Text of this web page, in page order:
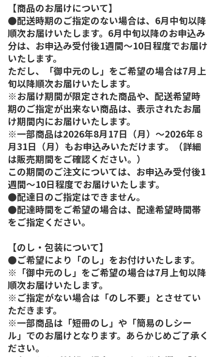
【商品のお届けについて】
●配送時期のご指定のない場合は、6月中旬以降
順次お届けいたします。6月中旬以降のお申込み
分は、お申込み受付後1週間～10日程度でお届け
いたします。
ただし、「御中元のし」をご希望の場合は7月上
旬以降順次お届けいたします。
※お届け期間が限定された商品や、配送希望時
期のご指定が出来ない商品は、表示されたお届
け期間内にお届けいたします。
※一部商品は2026年8月17日（月）～2026年８
月31日（月）もお申込みいただけます。（詳細
は販売期間をご確認ください。）
この期間のご注文については、お申込み受付後1
週間～10日程度でお届けいたします。
●配達日のご指定はできません。
●配達時間をご希望の場合は、配達希望時間帯
をご指定ください。
【のし・包装について】
●ご希望により「のし」をお付けいたします。
※「御中元のし」をご希望の場合は7月上旬以降
順次お届けいたします。
※ご指定がない場合は「のし不要」とさせてい
ただきます。
※一部商品は「短冊のし」や「簡易のしシー
ル」でのお届けとなります。あらかじめご了承く
ださい。